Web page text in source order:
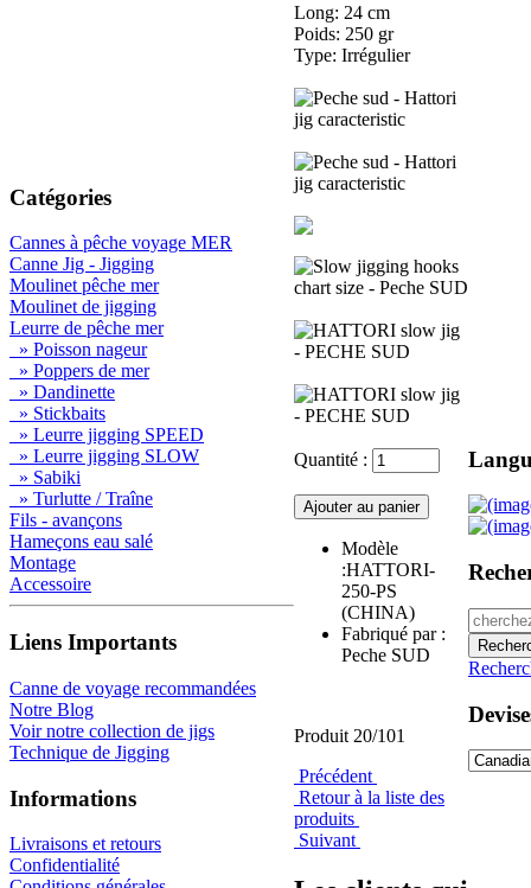
Catégories
Cannes à pêche voyage MER
Canne Jig - Jigging
Moulinet pêche mer
Moulinet de jigging
Leurre de pêche mer
» Poisson nageur
» Poppers de mer
» Dandinette
» Stickbaits
» Leurre jigging SPEED
» Leurre jigging SLOW
» Sabiki
» Turlutte / Traîne
Fils - avançons
Hameçons eau salé
Montage
Accessoire
Liens Importants
Canne de voyage recommandées
Notre Blog
Voir notre collection de jigs
Technique de Jigging
Informations
Livraisons et retours
Confidentialité
Long: 24 cm
Poids: 250 gr
Type: Irrégulier
Quantité :
Modèle
:HATTORI-
250-PS
(CHINA)
Fabriqué par :
Peche SUD
Produit 20/101
Précédent
Retour à la liste des
produits
Suivant